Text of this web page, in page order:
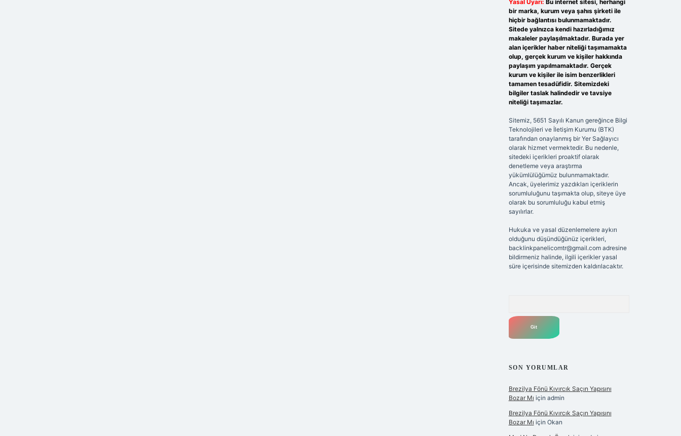
Yasal Uyarı: Bu internet sitesi, herhangi
bir marka, kurum veya şahıs şirketi ile
hiçbir bağlantısı bulunmamaktadır.
Sitede yalnızca kendi hazırladığımız
makaleler paylaşılmaktadır. Burada yer
alan içerikler haber niteliği taşımamakta
olup, gerçek kurum ve kişiler hakkında
paylaşım yapılmamaktadır. Gerçek
kurum ve kişiler ile isim benzerlikleri
tamamen tesadüfidir. Sitemizdeki
bilgiler taslak halindedir ve tavsiye
niteliği taşımazlar.
Sitemiz, 5651 Sayılı Kanun gereğince Bilgi
Teknolojileri ve İletişim Kurumu (BTK)
tarafından onaylanmış bir Yer Sağlayıcı
olarak hizmet vermektedir. Bu nedenle,
sitedeki içerikleri proaktif olarak
denetleme veya araştırma
yükümlülüğümüz bulunmamaktadır.
Ancak, üyelerimiz yazdıkları içeriklerin
sorumluluğunu taşımakta olup, siteye üye
olarak bu sorumluluğu kabul etmiş
sayılırlar.
Hukuka ve yasal düzenlemelere aykırı
olduğunu düşündüğünüz içerikleri,
backlinkpanelicomtr@gmail.comadresine
bildirmeniz halinde, ilgili içerikler yasal
süre içerisinde sitemizden kaldırılacaktır.
SON YORUMLAR
Brezilya Fönü Kıvırcık Saçın Yapısını
Bozar Mı için admin
Brezilya Fönü Kıvırcık Saçın Yapısını
Bozar Mı için Okan